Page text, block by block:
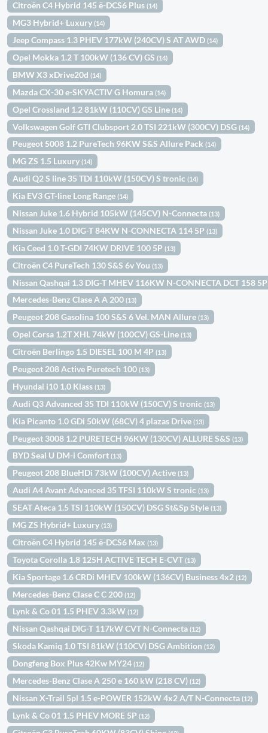
Citroën C4 Hybrid 145 ë-DCS6 Plus(14)
MG3 Hybrid+ Luxury(14)
Jeep Compass 1.3 PHEV 177kW (240CV) S AT AWD(14)
Opel Mokka 1.2 T 100kW (136 CV) GS(14)
BMW X3 xDrive20d(14)
Mazda CX-30 e-SKYACTIV G Homura(14)
Opel Crossland 1.2 81kW (110CV) GS Line(14)
Volkswagen Golf GTI Clubsport 2.0 TSI 221kW (300CV) DSG(14)
Peugeot 5008 1.2 PureTech 96KW S&S Allure Pack(14)
MG ZS 1.5 Luxury(14)
Audi Q2 S line 35 TDI 110kW (150CV) S tronic(14)
Kia EV3 GT-line Long Range(14)
Nissan Juke 1.6 Hybrid 105kW (145CV) N-Connecta(13)
Nissan Juke 1.0 DIG-T 84KW N-CONNECTA 114 5P(13)
Kia Ceed 1.0 T-GDI 74KW DRIVE 100 5P(13)
Citroën C4 PureTech 130 S&S 6v You(13)
Nissan Qashqai 1.3 DIG-T MHEV 116KW N-CONNECTA DCT 158
Mercedes-Benz Clase A A 200(13)
Peugeot 208 Gasolina 100 S&S 6 Vel. MAN Allure(13)
Opel Corsa 1.2T XHL 74kW (100CV) GS-Line(13)
Citroën Berlingo 1.5 DIESEL 100 M 4P(13)
Peugeot 208 Active Puretech 100(13)
Hyundai i10 1.0 Klass(13)
Audi Q3 Advanced 35 TDI 110kW (150CV) S tronic(13)
Kia Picanto 1.0 GDi 50kW (68CV) 4 plazas Drive(13)
Peugeot 3008 1.2 PURETECH 96KW (130CV) ALLURE S&S(13)
BYD Seal U DM-i Comfort(13)
Peugeot 208 BlueHDi 73kW (100CV) Active(13)
Audi A4 Avant Advanced 35 TFSI 110kW S tronic(13)
SEAT Ateca 1.5 TSI 110kW (150CV) DSG St&Sp Style(13)
MG ZS Hybrid+ Luxury(13)
Citroën C4 Hybrid 145 ë-DCS6 Max(13)
Toyota Corolla 1.8 125H ACTIVE TECH E-CVT(13)
Kia Sportage 1.6 CRDi MHEV 100kW (136CV) Business 4x2(12)
Mercedes-Benz Clase C C 200(12)
Lynk & Co 01 1.5 PHEV 3.3kW(12)
Nissan Qashqai DIG-T 117kW CVT N-Connecta(12)
Skoda Kamiq 1.0 TSI 81kW (110CV) DSG Ambition(12)
Dongfeng Box Plus 42Kw MY24(12)
Mercedes-Benz Clase A 250 e 160 kW (218 CV)(12)
Nissan X-Trail 5pl 1.5 e-POWER 152kW 4x2 A/T N-Connecta(12)
Lynk & Co 01 1.5 PHEV MORE 5P(12)